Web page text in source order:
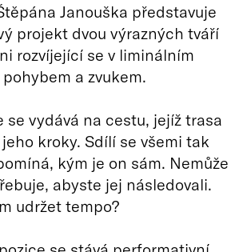
Janouška představuje
projekt dvou výrazných tváří
rozvíjející se v liminálním
a zvukem.
se vydává na cestu, jejíž trasa
kroky. Sdílí se všemi tak
kým je on sám. Nemůže
abyste jej následovali.
udržet tempo?